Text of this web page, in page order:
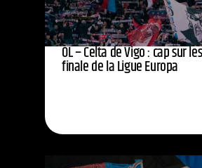
OL – Celta de Vigo : cap sur
finale de la Ligue Europa